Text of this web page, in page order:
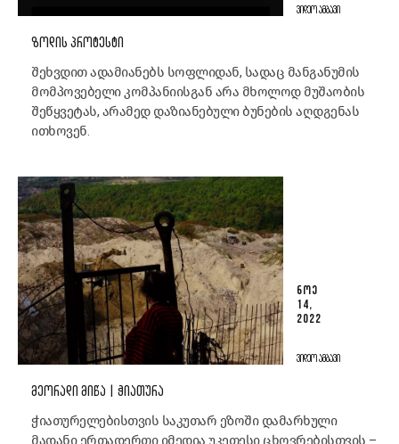
ᲕᲘᲓᲔᲝ ᲐᲛᲑᲐᲕᲘ
ᲖᲝᲓᲘᲡ ᲞᲠᲝᲢᲔᲡᲢᲘ
შეხვდით ადამიანებს სოფლიდან, სადაც მანგანუმის
მომპოვებელი კომპანიისგან არა მხოლოდ მუშაობის
შეწყვეტას, არამედ დაზიანებული ბუნების აღდგენას
ითხოვენ.
ᲜᲝᲔ
14,
2022
ᲕᲘᲓᲔᲝ ᲐᲛᲑᲐᲕᲘ
ᲛᲔᲝᲠᲐᲓᲘ ᲛᲘᲬᲐ | ᲭᲘᲐᲗᲣᲠᲐ
ჭიათურელებისთვის საკუთარ ეზოში დამარხული
მადანი ერთადერთი იმედია უკეთესი ცხოვრებისთვის –